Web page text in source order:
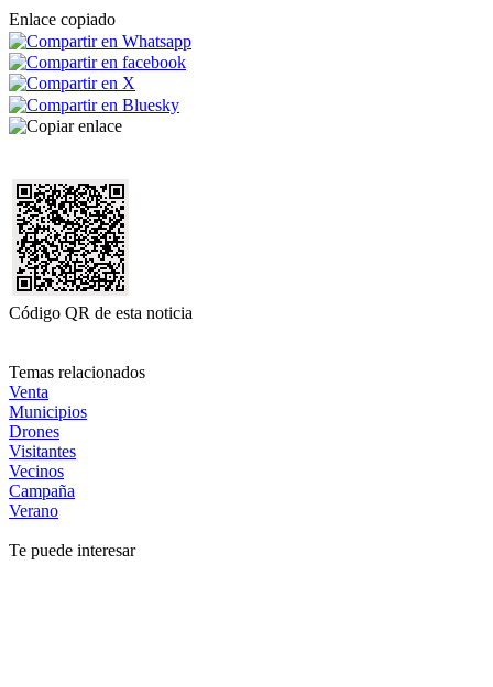
Enlace copiado
Código QR de esta noticia
Temas relacionados
Venta
Municipios
Drones
Visitantes
Vecinos
Campaña
Verano
Te puede interesar